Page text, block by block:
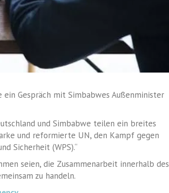
Gespräch mit Simbabwes Außenminister
und Simbabwe teilen ein breites
und reformierte UN, den Kampf gegen
Sicherheit (WPS).“
seien, die Zusammenarbeit innerhalb des
zu handeln.